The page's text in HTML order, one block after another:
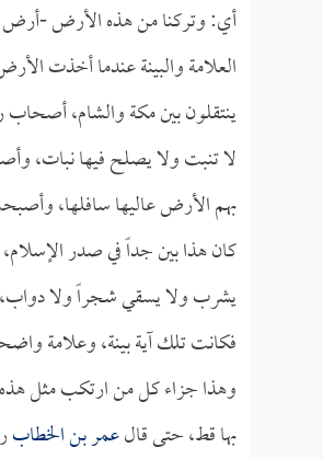
أي: وتركنا من هذه الأرض -أرض
العلامة والبينة عندما أخذت
ينتقلون بين مكة والشام،
لا تنبت ولا يصلح فيها نبات،
بهم الأرض عاليها سافلها،
كان هذا بين جداً في صدر
يشرب ولا يسقي شجراً ولا
فكانت تلك آية بينة، وعلامة
وهذا جزاء كل من ارتكب مثل هذه
بها قط، حتى قالعمر بن الخطاب